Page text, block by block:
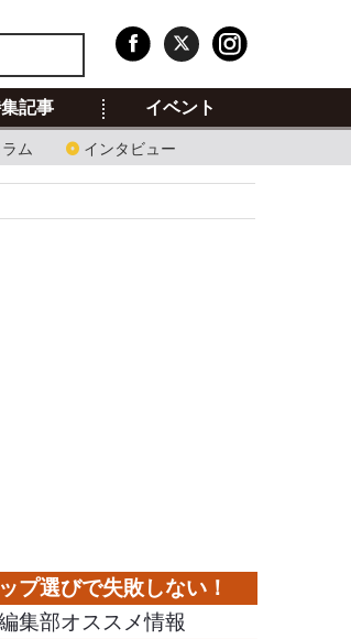
ラム インタビュー
記事 イベント
集部オススメ情報